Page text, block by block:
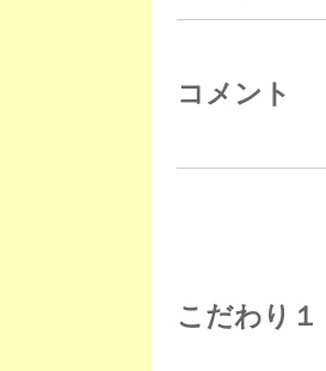
コメント
こだわり１